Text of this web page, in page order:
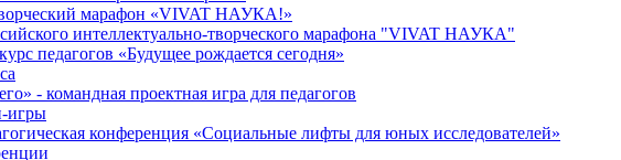
марафон «VIVAT НАУКА!»
интеллектуально-творческого марафона "VIVAT НАУКА"
педагогов «Будущее рождается сегодня»
- командная проектная игра для педагогов
игры
конференция «Cоциальные лифты для юных исследователей»